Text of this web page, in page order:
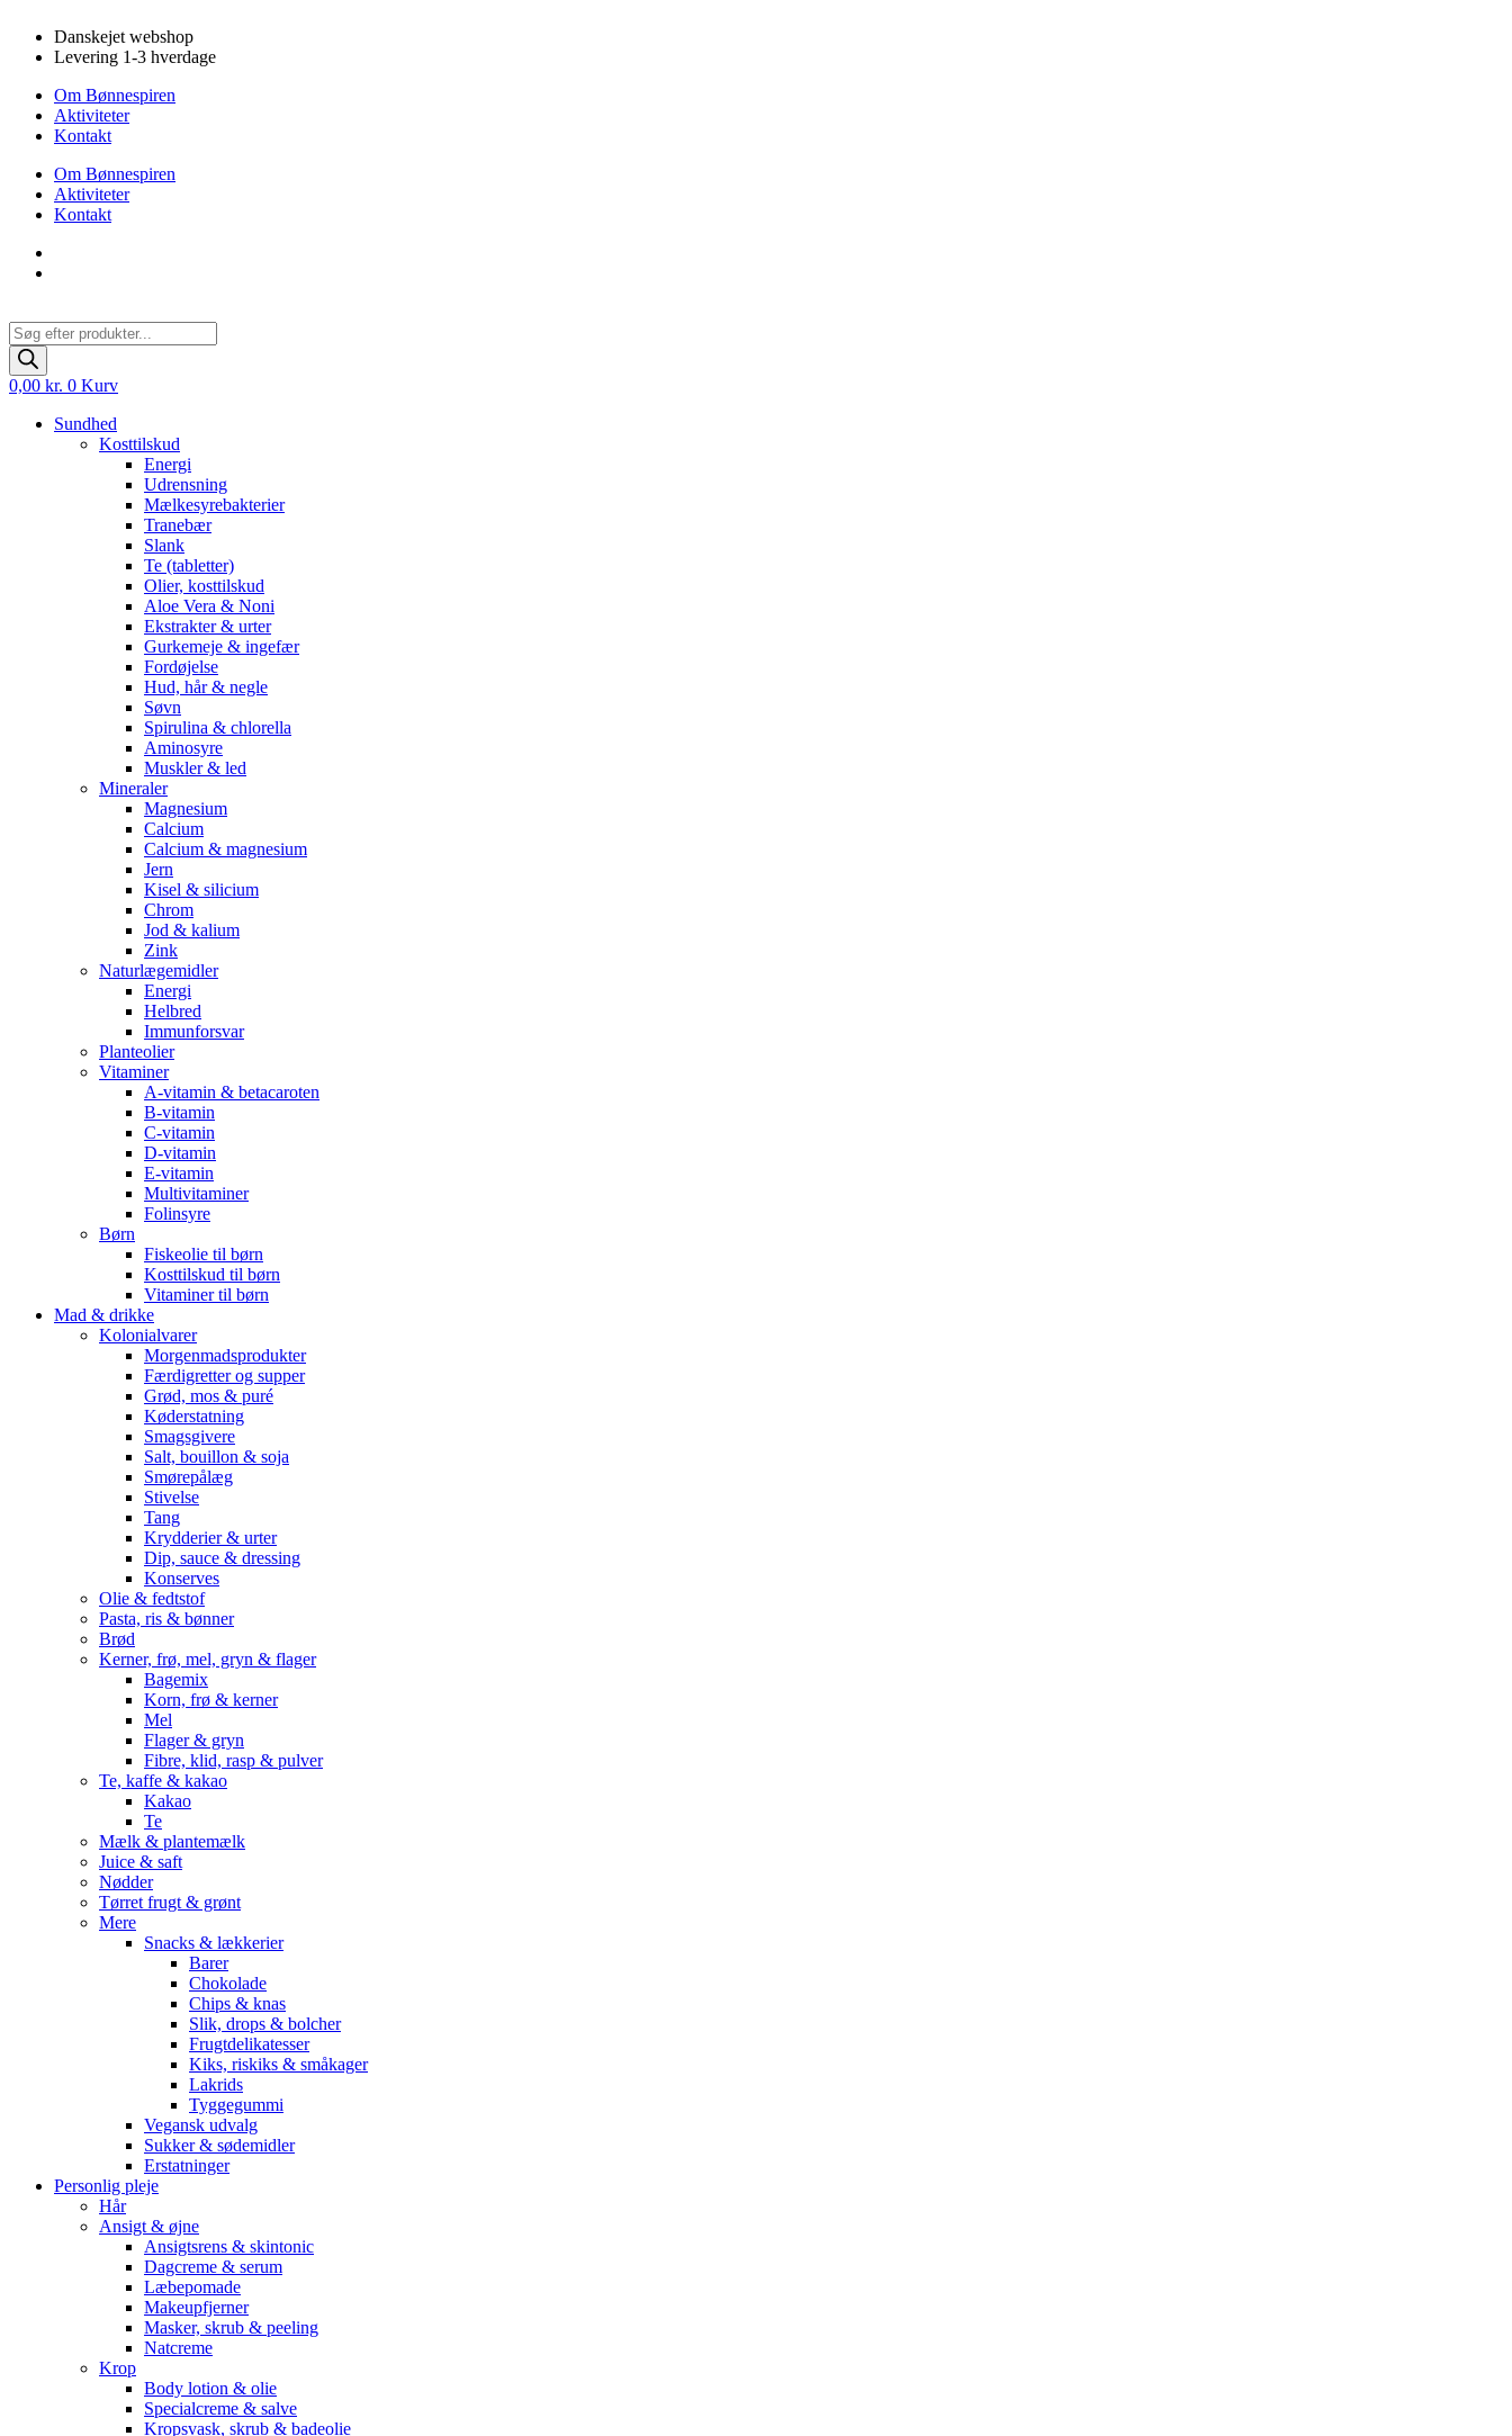
indhold
Danskejet webshop
Levering 1-3 hverdage
Om Bønnespiren
Aktiviteter
Kontakt
Om Bønnespiren
Aktiviteter
Kontakt
Products
search
0,00 kr. 0 Kurv
Sundhed
Kosttilskud
Energi
Udrensning
Mælkesyrebakterier
Tranebær
Slank
Te (tabletter)
Olier, kosttilskud
Aloe Vera & Noni
Ekstrakter & urter
Gurkemeje & ingefær
Fordøjelse
Hud, hår & negle
Søvn
Spirulina & chlorella
Aminosyre
Muskler & led
Mineraler
Magnesium
Calcium
Calcium & magnesium
Jern
Kisel & silicium
Chrom
Jod & kalium
Zink
Naturlægemidler
Energi
Helbred
Immunforsvar
Planteolier
Vitaminer
A-vitamin & betacaroten
B-vitamin
C-vitamin
D-vitamin
E-vitamin
Multivitaminer
Folinsyre
Børn
Fiskeolie til børn
Kosttilskud til børn
Vitaminer til børn
Mad & drikke
Kolonialvarer
Morgenmadsprodukter
Færdigretter og supper
Grød, mos & puré
Køderstatning
Smagsgivere
Salt, bouillon & soja
Smørepålæg
Stivelse
Tang
Krydderier & urter
Dip, sauce & dressing
Konserves
Olie & fedtstof
Pasta, ris & bønner
Brød
Kerner, frø, mel, gryn & flager
Bagemix
Korn, frø & kerner
Mel
Flager & gryn
Fibre, klid, rasp & pulver
Te, kaffe & kakao
Kakao
Te
Mælk & plantemælk
Juice & saft
Nødder
Tørret frugt & grønt
Mere
Snacks & lækkerier
Barer
Chokolade
Chips & knas
Slik, drops & bolcher
Frugtdelikatesser
Kiks, riskiks & småkager
Lakrids
Tyggegummi
Vegansk udvalg
Sukker & sødemidler
Erstatninger
Personlig pleje
Hår
Ansigt & øjne
Ansigtsrens & skintonic
Dagcreme & serum
Læbepomade
Makeupfjerner
Masker, skrub & peeling
Natcreme
Krop
Body lotion & olie
Specialcreme & salve
Kropsvask, skrub & badeolie